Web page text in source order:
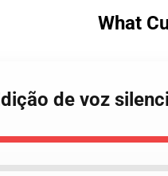
What
de voz